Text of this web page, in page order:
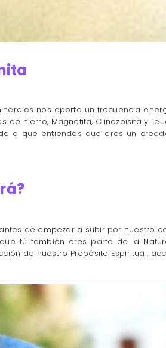
nos aporta un frecuencia
de hierro, Magnetita, Clinozoisita y
a que entiendas que eres un
de empezar a subir por nuestro
tú también eres parte de la
de nuestro Propósito Espiritual,